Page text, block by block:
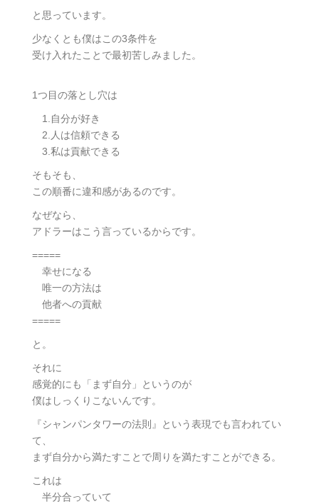
と思っています。
少なくとも僕はこの3条件を
受け入れたことで最初苦しみました。
1つ目の落とし穴は
1.自分が好き
2.人は信頼できる
3.私は貢献できる
そもそも、
この順番に違和感があるのです。
なぜなら、
アドラーはこう言っているからです。
=====
幸せになる
唯一の方法は
他者への貢献
=====
と。
それに
感覚的にも「まず自分」というのが
僕はしっくりこないんです。
『シャンパンタワーの法則』という表現でも言われてい
て、
まず自分から満たすことで周りを満たすことができる。
これは
半分合っていて